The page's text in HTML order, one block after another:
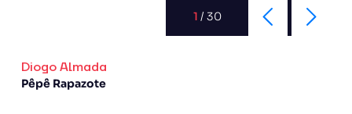
1 / 30
Diogo Almada
Pêpê Rapazote